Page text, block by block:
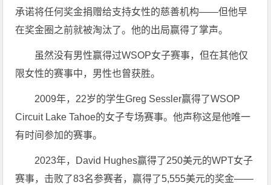
承诺将任何奖金捐赠给支持女性的慈善机构——但他早
在奖金圈之前就被淘汰了。他的出局赢得了掌声。
虽然没有男性赢得过WSOP女子赛事，但在其他仅
限女性的赛事中，男性也曾获胜。
2009年，22岁的学生Greg Sessler赢得了WSOP
Circuit Lake Tahoe的女子专场赛事。他声称这是他唯一
有时间参加的赛事。
2023年，David Hughes赢得了250美元的WPT女子
赛事，击败了83名参赛者，赢得了5,555美元的奖金——